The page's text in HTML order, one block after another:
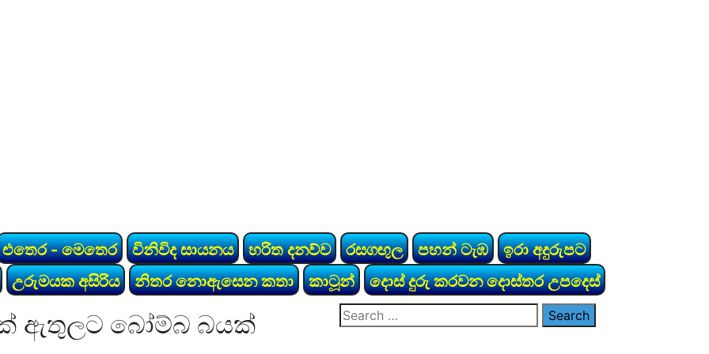
එතෙර - මෙතෙර විනිවිද සායනය හරිත දනව්ව රසගඟුල පහන් ටැඹ
ඉරා අදුරුපට
උරුමයක අසිරිය නිතර නොඇසෙන කතා කාටූන් දොස් දුරු කරවන දොස්තර උපදෙස්
ඇතුලට බෝම්බ බයක්
Search
for: